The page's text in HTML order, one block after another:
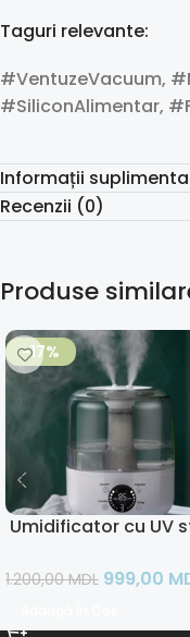
Taguri relevante:
#VentuzeVacuum,
#SiliconAlimentar,
Informații
Recenzii (0)
Produse
-17%
Umidificator cu UV
1.200,00MDL 999,00